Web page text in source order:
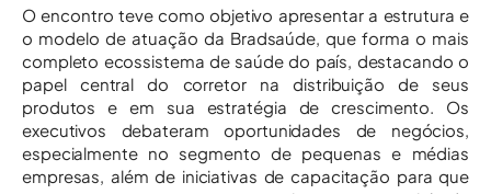
O encontro teve como objetivo apresentar a estrutura e
o modelo de atuação da Bradsaúde, que forma o mais
completo ecossistema de saúde do país, destacando o
papel central do corretor na distribuição de seus
produtos e em sua estratégia de crescimento. Os
executivos debateram oportunidades de negócios,
especialmente no segmento de pequenas e médias
empresas, além de iniciativas de capacitação para que